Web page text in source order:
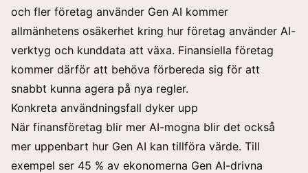
och fler företag använder Gen AI kommer
allmänhetens osäkerhet kring hur företag använder AI-
verktyg och kunddata att växa. Finansiella företag
kommer därför att behöva förbereda sig för att
snabbt kunna agera på nya regler.
Konkreta användningsfall dyker upp
När finansföretag blir mer AI-mogna blir det också
mer uppenbart hur Gen AI kan tillföra värde. Till
exempel ser 45 % av ekonomerna Gen AI-drivna